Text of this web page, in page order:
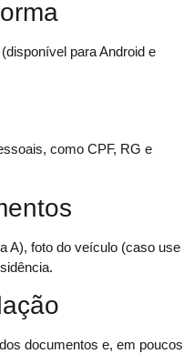
para Android e
como CPF, RG e
A), foto do veículo (caso use
documentos e, em poucos